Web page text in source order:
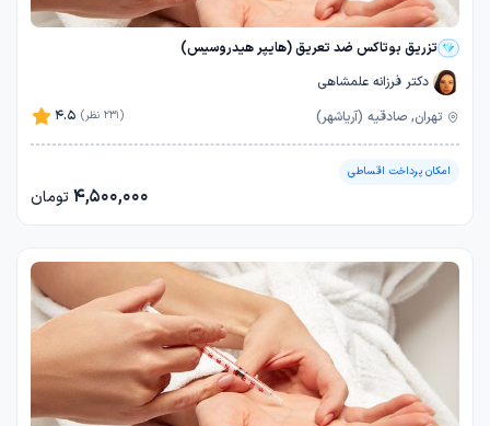
تزریق بوتاکس ضد تعریق (هایپر هیدروسیس)
دکتر فرزانه علمشاهی
4.5
(231 نظر) تهران, صادقیه (آریاشهر)
امکان پرداخت اقساطی
4,500,000تومان